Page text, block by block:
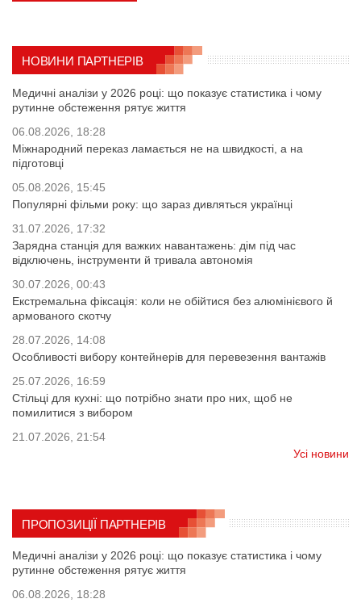
НОВИНИ ПАРТНЕРІВ
Медичні аналізи у 2026 році: що показує статистика і чому
рутинне обстеження рятує життя
06.08.2026, 18:28
Міжнародний переказ ламається не на швидкості, а на
підготовці
05.08.2026, 15:45
Популярні фільми року: що зараз дивляться українці
31.07.2026, 17:32
Зарядна станція для важких навантажень: дім під час
відключень, інструменти й тривала автономія
30.07.2026, 00:43
Екстремальна фіксація: коли не обійтися без алюмінієвого й
армованого скотчу
28.07.2026, 14:08
Особливості вибору контейнерів для перевезення вантажів
25.07.2026, 16:59
Стільці для кухні: що потрібно знати про них, щоб не
помилитися з вибором
21.07.2026, 21:54
Усі новини
ПРОПОЗИЦІЇ ПАРТНЕРІВ
Медичні аналізи у 2026 році: що показує статистика і чому
рутинне обстеження рятує життя
06.08.2026, 18:28